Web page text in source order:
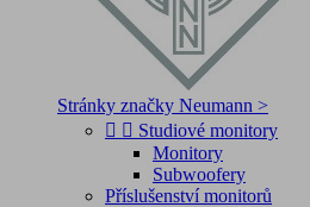
Stránky značky Neumann >
  Studiové monitory
Monitory
Subwoofery
Příslušenství monitorů